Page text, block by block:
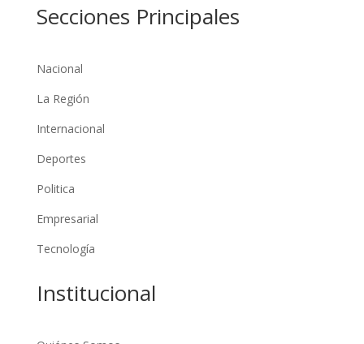
Secciones Principales
Nacional
La Región
Internacional
Deportes
Politica
Empresarial
Tecnología
Institucional